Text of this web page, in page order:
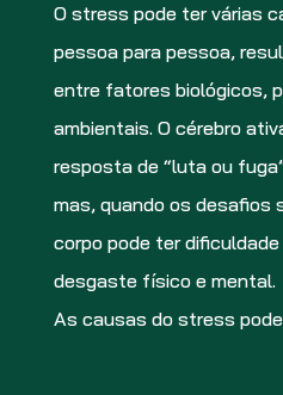
O stress pode ter várias
pessoa para pessoa,
entre fatores biológicos,
ambientais. O cérebro
resposta de “luta ou
mas, quando os desafios
corpo pode ter
desgaste físico e mental.
As causas do stress